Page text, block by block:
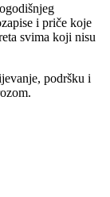
i priče koje
svima koji nisu
podršku i